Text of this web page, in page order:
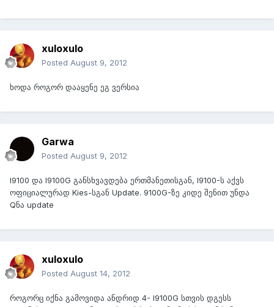
xuloxulo
Posted August 9, 2012
ხოდა როგორ დააყენე ეგ ვერსია
Garwa
Posted August 9, 2012
I9100 და I9100G განსხვავდება ერთმანეთისგან, I9100-ს აქვს
ოფიციალურად Kies-სგან Update. 9100G-ზე კიდე შენით უნდა
Qნა update
xuloxulo
Posted August 14, 2012
როგორც იქნა გამოვიდა ანდრიდ 4- I9100G სთვის დგესს